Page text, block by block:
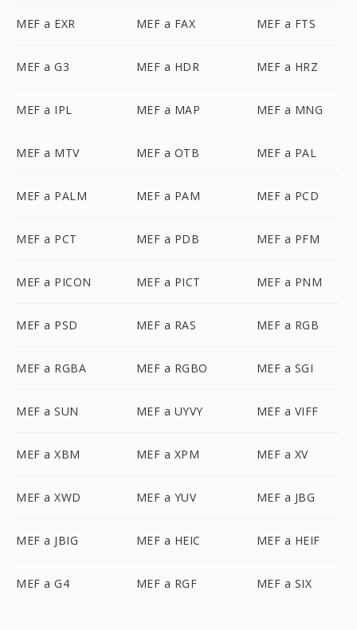
MEF a EXR MEF a FAX MEF a FTS
MEF a G3 MEF a HDR MEF a HRZ
MEF a IPL MEF a MAP MEF a MNG
MEF a MTV MEF a OTB MEF a PAL
MEF a PALM MEF a PAM MEF a PCD
MEF a PCT MEF a PDB MEF a PFM
MEF a PICON MEF a PICT MEF a PNM
MEF a PSD MEF a RAS MEF a RGB
MEF a RGBA MEF a RGBO MEF a SGI
MEF a SUN MEF a UYVY MEF a VIFF
MEF a XBM MEF a XPM MEF a XV
MEF a XWD MEF a YUV MEF a JBG
MEF a JBIG MEF a HEIC MEF a HEIF
MEF a G4 MEF a RGF MEF a SIX